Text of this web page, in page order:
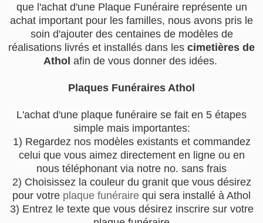
que l'achat d'une Plaque Funéraire représente un
achat important pour les familles, nous avons pris le
soin d'ajouter des centaines de modèles de
réalisations livrés et installés dans les cimetières de
Athol afin de vous donner des idées.
Plaques Funéraires Athol
L'achat d'une plaque funéraire se fait en 5 étapes
simple mais importantes:
1) Regardez nos modèles existants et commandez
celui que vous aimez directement en ligne ou en
nous téléphonant via notre no. sans frais
2) Choisissez la couleur du granit que vous désirez
pour votre plaque funéraire qui sera installé à Athol
3) Entrez le texte que vous désirez inscrire sur votre